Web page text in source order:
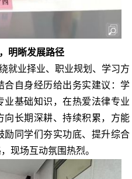
明晰发展路径
就业择业、职业规划、学习方
合自身经历给出务实建议：学
业基础知识，在热爱法律专业
向长期深耕、持续积累，方能
励同学们夯实功底、提升综合
现场互动氛围热烈。